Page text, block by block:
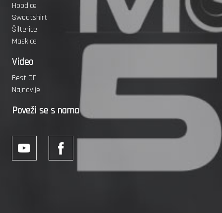
Hoodice
Sweatshirt
Šilterice
Maskice
Video
Best OF
Najnovije
Poveži se s nama